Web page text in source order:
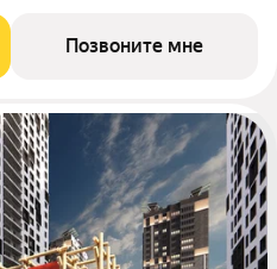
Позвоните мне